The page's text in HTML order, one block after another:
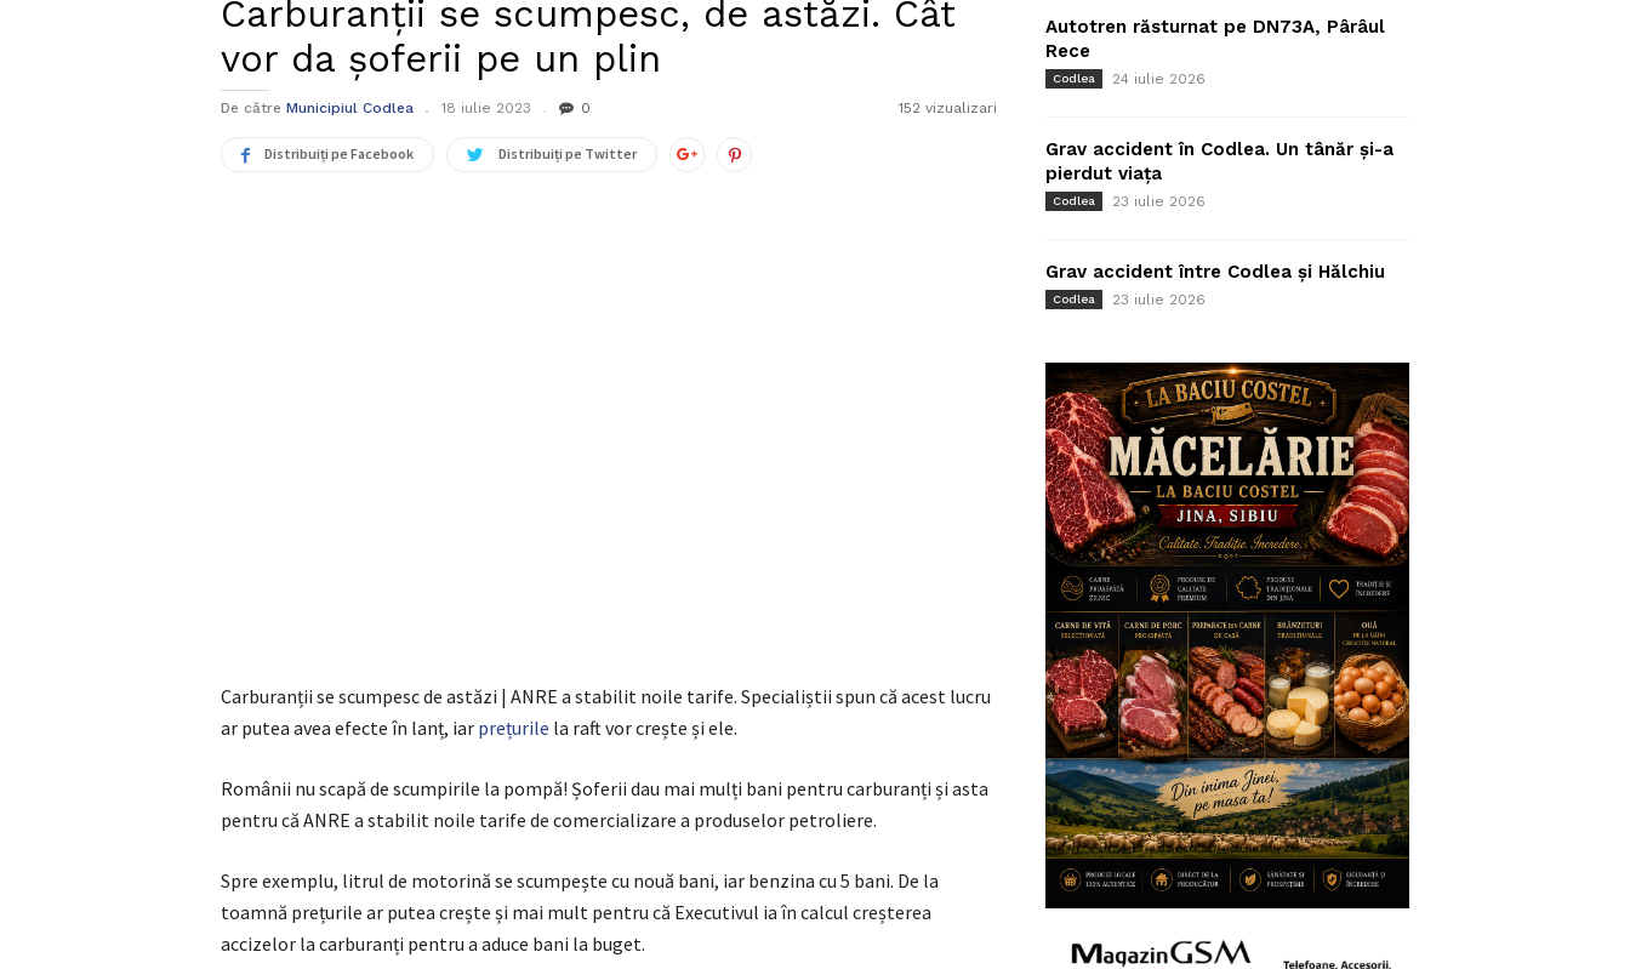
Carburanții se scumpesc, de astăzi. Cât
vor da șoferii pe un plin
De către Municipiul Codlea 18 iulie 2023 0 152 vizualizari
Distribuiți pe Facebook Distribuiți pe Twitter
Carburanții se scumpesc de astăzi | ANRE a stabilit noile tarife. Specialiștii spun că acest lucru
ar putea avea efecte în lanț, iar prețurile la raft vor crește și ele.
Românii nu scapă de scumpirile la pompă! Șoferii dau mai mulți bani pentru carburanți și asta
pentru că ANRE a stabilit noile tarife de comercializare a produselor petroliere.
Spre exemplu, litrul de motorină se scumpește cu nouă bani, iar benzina cu 5 bani. De la
toamnă prețurile ar putea crește și mai mult pentru că Executivul ia în calcul creșterea
accizelor la carburanți pentru a aduce bani la buget.
Autotren răsturnat pe DN73A, Pârâul
Rece
Codlea 24 iulie 2026
Grav accident în Codlea. Un tânăr și-a
pierdut viața
Codlea 23 iulie 2026
Grav accident între Codlea și Hălchiu
Codlea 23 iulie 2026